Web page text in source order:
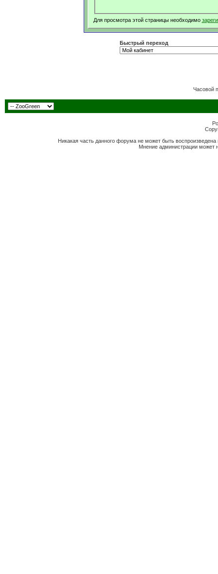
Для просмотра этой страницы необходимо
Быстрый переход
Часовой
Никакая часть данного форума не может быть
Мнение администрации может